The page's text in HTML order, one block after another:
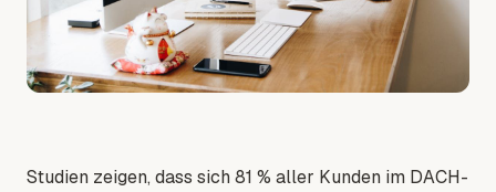
Studien zeigen, dass sich 81 % aller Kunden im DACH-